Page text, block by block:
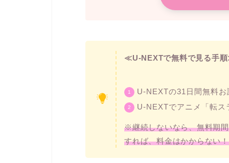
≪U-NEXTで無料で見る手
U-NEXTの31日間無料
U-NEXTでアニメ「転ス
※継続しないなら、無料期
すれば、料金はかからない！